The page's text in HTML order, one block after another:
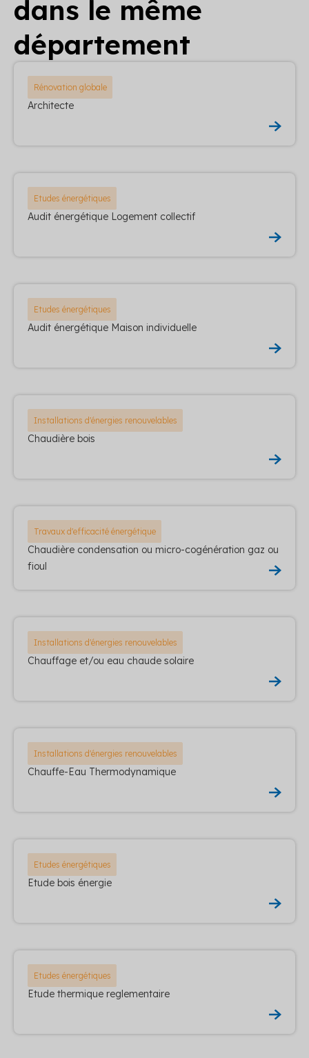
dans le même
département
Rénovation globale
Architecte
Etudes énergétiques
Audit énergétique Logement collectif
Etudes énergétiques
Audit énergétique Maison individuelle
Installations d'énergies renouvelables
Chaudière bois
Travaux d'efficacité énergétique
Chaudière condensation ou micro-cogénération gaz ou
fioul
Installations d'énergies renouvelables
Chauffage et/ou eau chaude solaire
Installations d'énergies renouvelables
Chauffe-Eau Thermodynamique
Etudes énergétiques
Etude bois énergie
Etudes énergétiques
Etude thermique reglementaire